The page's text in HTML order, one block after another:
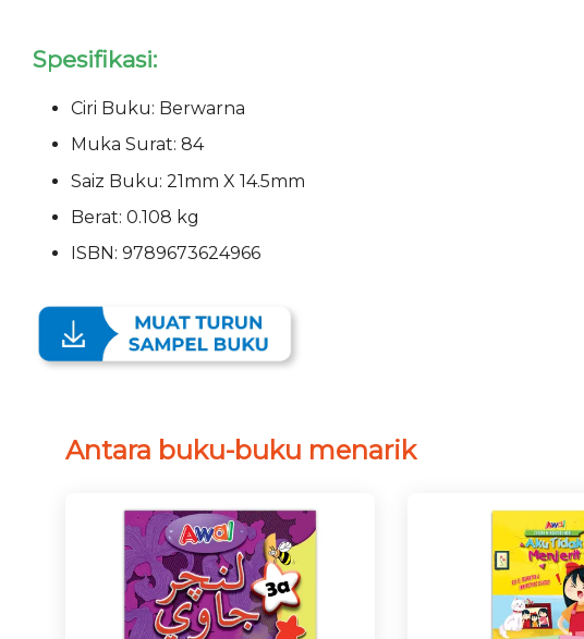
Spesifikasi:
Ciri Buku: Berwarna
Muka Surat: 84
Saiz Buku: 21mm X 14.5mm
Berat: 0.108 kg
ISBN: 9789673624966
Antara buku-buku menarik